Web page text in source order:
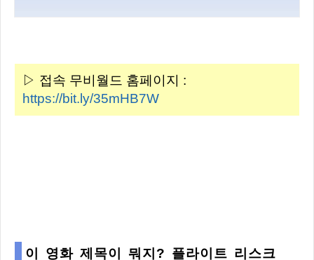
▷ 접속 무비월드 홈페이지 :
https://bit.ly/35mHB7W
이 영화 제목이 뭐지? 플라이트 리스크